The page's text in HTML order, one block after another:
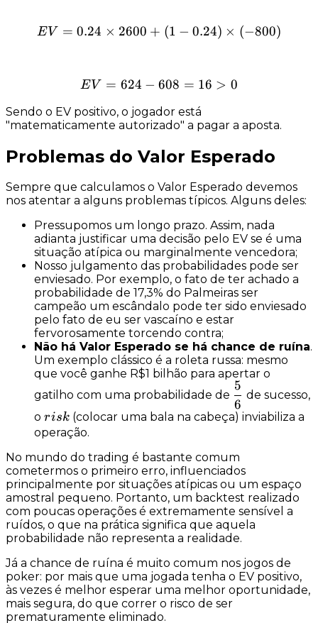
EV = 0.24 \times 2600 +
EV = 0.24 × 2600 + (1 − 0.24) × (−800)
EV = 624 - 608 = 16 > 0
EV = 624 − 608 = 16 > 0
Sendo o EV positivo, o jogador está
"matematicamente autorizado" a pagar a aposta.
Problemas do Valor Esperado
Sempre que calculamos o Valor Esperado devemos
nos atentar a alguns problemas típicos. Alguns deles:
Pressupomos um longo prazo. Assim, nada
adianta justificar uma decisão pelo EV se é uma
situação atípica ou marginalmente vencedora;
Nosso julgamento das probabilidades pode ser
enviesado. Por exemplo, o fato de ter achado a
probabilidade de 17,3% do Palmeiras ser
campeão um escândalo pode ter sido enviesado
pelo fato de eu ser vascaíno e estar
fervorosamente torcendo contra;
Não há Valor Esperado se há chance de ruína.
Um exemplo clássico é a roleta russa: mesmo
que você ganhe R$1 bilhão para apertar o
gatilho com uma probabilidade de \dfrac{5}
{6}
6
5
de sucesso,
o risk
risk (colocar uma bala na cabeça) inviabiliza a
operação.
No mundo do trading é bastante comum
cometermos o primeiro erro, influenciados
principalmente por situações atípicas ou um espaço
amostral pequeno. Portanto, um backtest realizado
com poucas operações é extremamente sensível a
ruídos, o que na prática significa que aquela
probabilidade não representa a realidade.
Já a chance de ruína é muito comum nos jogos de
poker: por mais que uma jogada tenha o EV positivo,
às vezes é melhor esperar uma melhor oportunidade,
mais segura, do que correr o risco de ser
prematuramente eliminado.